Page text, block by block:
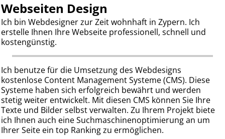
Webseiten Design
Ich bin Webdesigner zur Zeit wohnhaft in Zypern. Ich
erstelle Ihnen Ihre Webseite professionell, schnell und
kostengünstig.
Ich benutze für die Umsetzung des Webdesigns
kostenlose Content Management Systeme (CMS). Diese
Systeme haben sich erfolgreich bewährt und werden
stetig weiter entwickelt. Mit diesen CMS können Sie Ihre
Texte und Bilder selbst verwalten. Zu Ihrem Projekt biete
ich Ihnen auch eine Suchmaschinenoptimierung an um
Ihrer Seite ein top Ranking zu ermöglichen.